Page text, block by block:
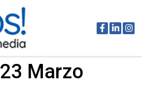
23 Marzo